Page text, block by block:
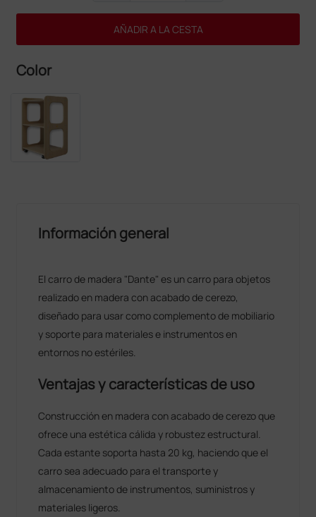
AÑADIR A LA CESTA
Color
Información general
El carro de madera "Dante" es un carro para objetos
realizado en madera con acabado de cerezo,
diseñado para usar como complemento de mobiliario
y soporte para materiales e instrumentos en
entornos no estériles.
Ventajas y características de uso
Construcción en madera con acabado de cerezo que
ofrece una estética cálida y robustez estructural.
Cada estante soporta hasta 20 kg, haciendo que el
carro sea adecuado para el transporte y
almacenamiento de instrumentos, suministros y
materiales ligeros.